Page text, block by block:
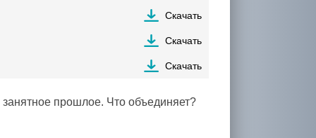
Скачать
Скачать
Скачать
прошлое. Что объединяет?